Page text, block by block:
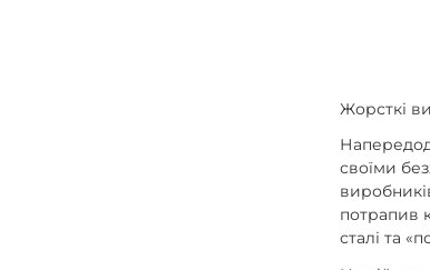
Для
Жорсткі
своїми
потрапив
сталі та